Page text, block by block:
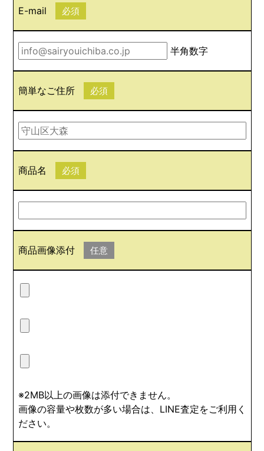
E-mail 必須
半角数字
簡単なご住所 必須
商品名 必須
商品画像添付 任意
※2MB以上の画像は添付できません。
画像の容量や枚数が多い場合は、LINE査定をご利用く
ださい。